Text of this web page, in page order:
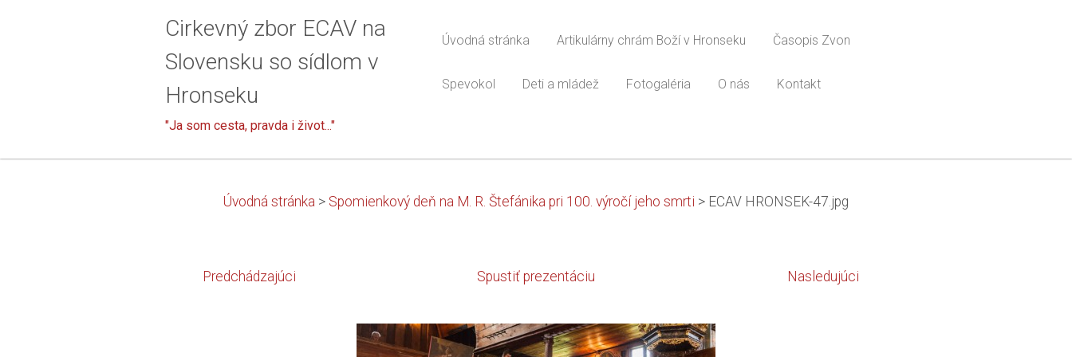
Cirkevný zbor ECAV na
Slovensku so sídlom v
Hronseku
"Ja som cesta, pravda i život..."
Úvodná stránka Artikulárny chrám Boží v Hronseku Časopis Zvon
Spevokol Deti a mládež Fotogaléria O nás Kontakt
Úvodná stránka > Spomienkový deň na M. R. Štefánika pri 100. výročí jeho smrti > ECAV HRONSEK-47.jpg
Predchádzajúci Spustiť prezentáciu Nasledujúci